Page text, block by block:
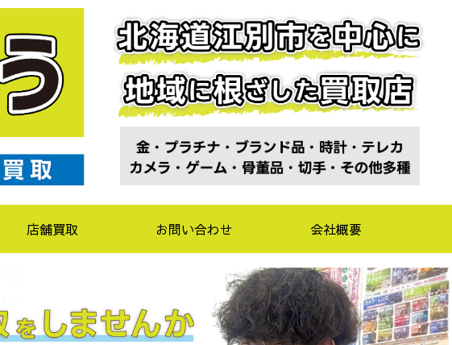
店舗買取 お問い合わせ 会社概要